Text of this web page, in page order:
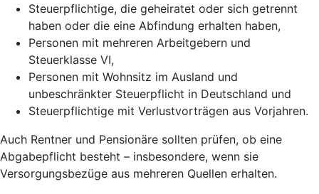
Steuerpflichtige, die geheiratet oder sich getrennt
haben oder die eine Abfindung erhalten haben,
Personen mit mehreren Arbeitgebern und
Steuerklasse VI,
Personen mit Wohnsitz im Ausland und
unbeschränkter Steuerpflicht in Deutschland und
Steuerpflichtige mit Verlustvorträgen aus Vorjahren.
Auch Rentner und Pensionäre sollten prüfen, ob eine
Abgabepflicht besteht – insbesondere, wenn sie
Versorgungsbezüge aus mehreren Quellen erhalten.